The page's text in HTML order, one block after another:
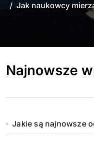
Jak naukowcy
Najnowsze
Jakie są najnowsze